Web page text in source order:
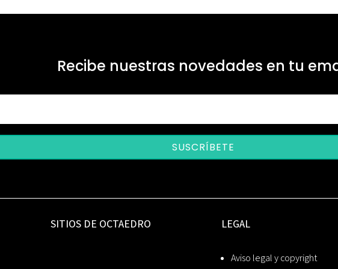
Recibe nuestras novedades en tu
SUSCRÍBETE
SITIOS DE OCTAEDRO LEGAL
Aviso legal y copyright